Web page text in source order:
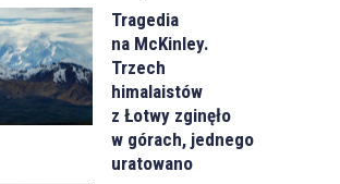
Tragedia
na McKinley.
Trzech
himalaistów
z Łotwy zginęło
w górach, jednego
uratowano